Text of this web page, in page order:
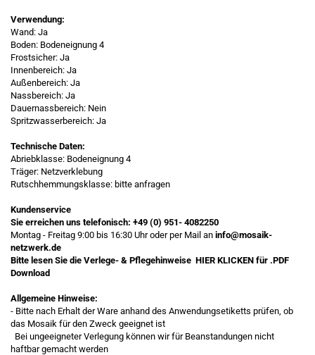
Verwendung:
Wand: Ja
Boden: Bodeneignung 4
Frostsicher: Ja
Innenbereich: Ja
Außenbereich: Ja
Nassbereich: Ja
Dauernassbereich: Nein
Spritzwasserbereich: Ja
Technische Daten:
Abriebklasse: Bodeneignung 4
Träger: Netzverklebung
Rutschhemmungsklasse: bitte anfragen
Kundenservice
Sie erreichen uns telefonisch: +49 (0) 951- 4082250
Montag - Freitag 9:00 bis 16:30 Uhr oder per Mail an info@mosaik-
netzwerk.de
Bitte lesen Sie die Verlege- & Pflegehinweise HIER KLICKEN für .PDF
Download
Allgemeine Hinweise:
- Bitte nach Erhalt der Ware anhand des Anwendungsetiketts prüfen, ob
das Mosaik für den Zweck geeignet ist
Bei ungeeigneter Verlegung können wir für Beanstandungen nicht
haftbar gemacht werden